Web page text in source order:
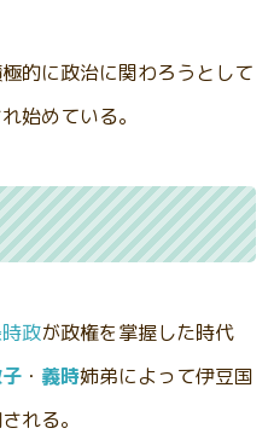
的に政治に関わろうとして
始めている。
政が政権を掌握した時代
・ 義時姉弟によって伊豆国
れる。